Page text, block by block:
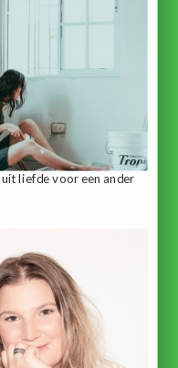
liefde voor een ander